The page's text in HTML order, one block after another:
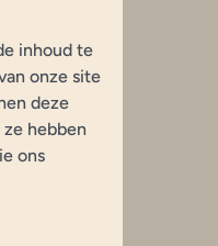
inhoud te
onze site
deze
hebben
ons